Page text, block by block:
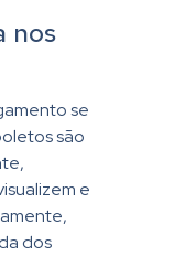
nos
se
são
e
dos